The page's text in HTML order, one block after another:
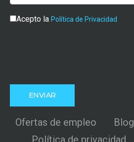
Acepto la Política de Privacidad
Ofertas de empleo Blog